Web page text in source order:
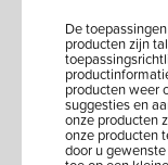
De
producten zijn
producten weer
suggesties en
onze producten
onze producten
door u